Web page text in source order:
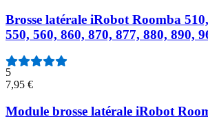
Brosse latérale iRobot Roomba
550, 560, 860, 870, 877, 880, 890,
5
7,95 €
Module brosse latérale iRobot